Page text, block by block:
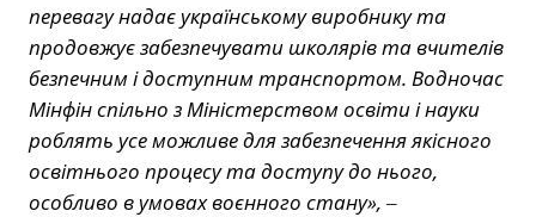
перевагу надає українському виробнику та
продовжує забезпечувати школярів та вчителів
безпечним і доступним транспортом. Водночас
Мінфін спільно з Міністерством освіти і науки
роблять усе можливе для забезпечення якісного
освітнього процесу та доступу до нього,
особливо в умовах воєнного стану», ‒